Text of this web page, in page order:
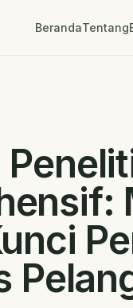
BerandaTentang